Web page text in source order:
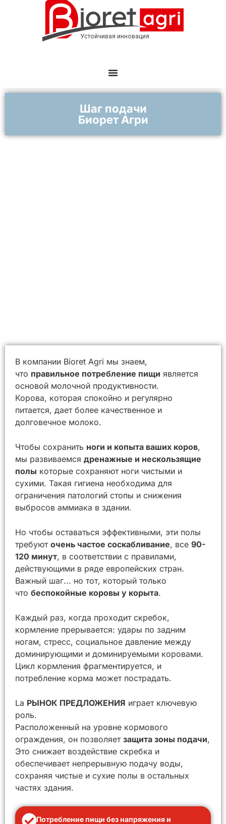
Шаг подачи
Биорет Агри
В компании Bioret Agri мы знаем,
что правильное потребление пищи является
основой молочной продуктивности.
Корова, которая спокойно и регулярно
питается, дает более качественное и
долговечное молоко.
Чтобы сохранить ноги и копыта ваших коров,
мы развиваемся дренажные и нескользящие
полы которые сохраняют ноги чистыми и
сухими. Такая гигиена необходима для
ограничения патологий стопы и снижения
выбросов аммиака в здании.
Но чтобы оставаться эффективными, эти полы
требуют очень частое соскабливание, все 90-
120 минут, в соответствии с правилами,
действующими в ряде европейских стран.
Важный шаг... но тот, который только
что беспокойные коровы у корыта.
Каждый раз, когда проходит скребок,
кормление прерывается: удары по задним
ногам, стресс, социальное давление между
доминирующими и доминируемыми коровами.
Цикл кормления фрагментируется, и
потребление корма может пострадать.
La РЫНОК ПРЕДЛОЖЕНИЯ играет ключевую
роль.
Расположенный на уровне кормового
ограждения, он позволяет защита зоны подачи,
Это снижает воздействие скребка и
обеспечивает непрерывную подачу воды,
сохраняя чистые и сухие полы в остальных
частях здания.
Потребление пищи без напряжения и